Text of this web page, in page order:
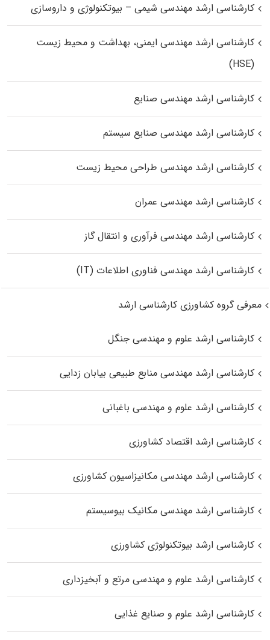
کارشناسی ارشد مهندسی شیمی – بیوتکنولوژی و داروسازی
کارشناسی ارشد مهندسی ایمنی، بهداشت و محیط زیست
(HSE)
کارشناسی ارشد مهندسی صنایع
کارشناسی ارشد مهندسی صنایع سیستم
کارشناسی ارشد مهندسی طراحی محیط زیست
کارشناسی ارشد مهندسی عمران
کارشناسی ارشد مهندسی فرآوری و انتقال گاز
کارشناسی ارشد مهندسی فناوری اطلاعات (IT)
معرفی گروه کشاورزی کارشناسی ارشد
کارشناسی ارشد علوم و مهندسی جنگل
کارشناسی ارشد مهندسی منابع طبیعی بیابان زدایی
کارشناسی ارشد علوم و مهندسی باغبانی
کارشناسی ارشد اقتصاد کشاورزی
کارشناسی ارشد مهندسی مکانیزاسیون کشاورزی
کارشناسی ارشد مهندسی مکانیک بیوسیستم
کارشناسی ارشد بیوتکنولوژی کشاورزی
کارشناسی ارشد علوم و مهندسی مرتع و آبخیزداری
کارشناسی ارشد علوم و صنایع غذایی